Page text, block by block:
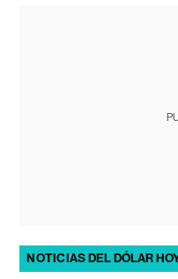
NOTICIAS DEL DÓLAR